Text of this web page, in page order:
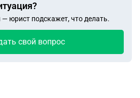
юрист подскажет, что делать.
свой вопрос